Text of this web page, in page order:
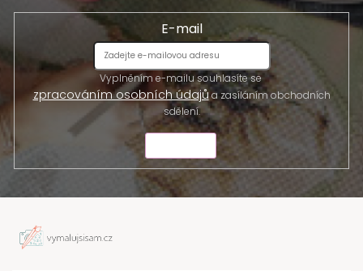
E-mail
Vyplněním e-mailu souhlasíte se
zpracováním osobních údajůa zasíláním obchodních
sdělení.